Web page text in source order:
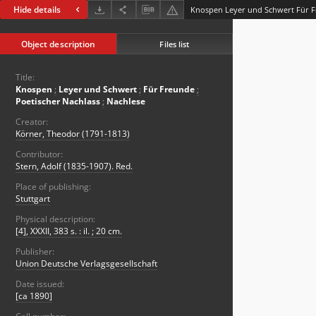
Hide details
Object description Files list
Title:
Knospen ; Leyer und Schwert ; Für Freunde ;
Poetischer Nachlass ; Nachlese
Creator:
Körner, Theodor (1791-1813)
Contributor:
Stern, Adolf (1835-1907). Red.
Place of publishing:
Stuttgart
Physical description:
[4], XXXII, 383 s. : il. ; 20 cm.
Publisher:
Union Deutsche Verlagsgesellschaft
Date issued:
[ca 1890]